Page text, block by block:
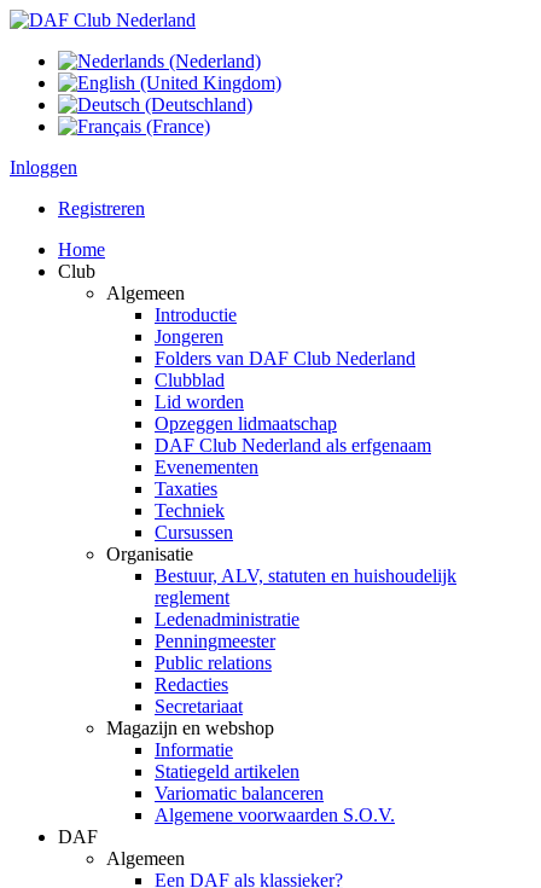
Inloggen
Registreren
Home
Club
Algemeen
Introductie
Jongeren
Folders van DAF Club Nederland
Clubblad
Lid worden
Opzeggen lidmaatschap
DAF Club Nederland als erfgenaam
Evenementen
Taxaties
Techniek
Cursussen
Organisatie
Bestuur, ALV, statuten en huishoudelijk
reglement
Ledenadministratie
Penningmeester
Public relations
Redacties
Secretariaat
Magazijn en webshop
Informatie
Statiegeld artikelen
Variomatic balanceren
Algemene voorwaarden S.O.V.
DAF
Algemeen
Een DAF als klassieker?